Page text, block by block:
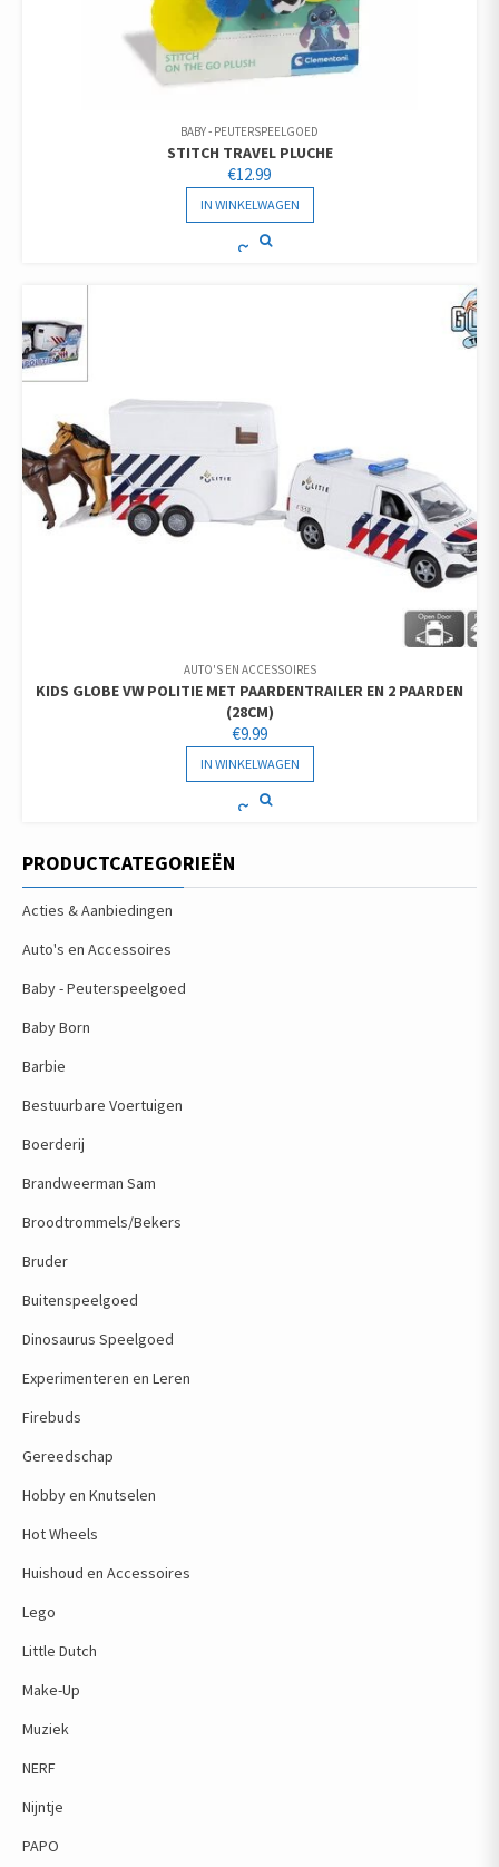
BABY - PEUTERSPEELGOED
STITCH TRAVEL PLUCHE
€12.99
IN WINKELWAGEN
AUTO'S EN ACCESSOIRES
KIDS GLOBE VW POLITIE MET PAARDENTRAILER EN 2 PAARDEN
(28CM)
€9.99
IN WINKELWAGEN
PRODUCTCATEGORIEËN
Acties & Aanbiedingen
Auto's en Accessoires
Baby - Peuterspeelgoed
Baby Born
Barbie
Bestuurbare Voertuigen
Boerderij
Brandweerman Sam
Broodtrommels/Bekers
Bruder
Buitenspeelgoed
Dinosaurus Speelgoed
Experimenteren en Leren
Firebuds
Gereedschap
Hobby en Knutselen
Hot Wheels
Huishoud en Accessoires
Lego
Little Dutch
Make-Up
Muziek
NERF
Nijntje
PAPO